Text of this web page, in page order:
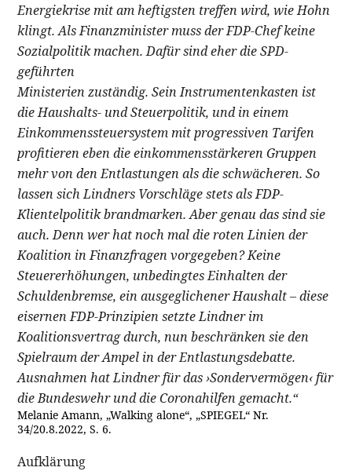
Energiekrise mit am heftigsten treffen wird, wie Hohn
klingt. Als Finanzminister muss der FDP-Chef keine
Sozialpolitik machen. Dafür sind eher die SPD-
geführten
Ministerien zuständig. Sein Instrumentenkasten ist
die Haushalts- und Steuerpolitik, und in einem
Einkommenssteuersystem mit progressiven Tarifen
profitieren eben die einkommensstärkeren Gruppen
mehr von den Entlastungen als die schwächeren. So
lassen sich Lindners Vorschläge stets als FDP-
Klientelpolitik brandmarken. Aber genau das sind sie
auch. Denn wer hat noch mal die roten Linien der
Koalition in Finanzfragen vorgegeben? Keine
Steuererhöhungen, unbedingtes Einhalten der
Schuldenbremse, ein ausgeglichener Haushalt – diese
eisernen FDP-Prinzipien setzte Lindner im
Koalitionsvertrag durch, nun beschränken sie den
Spielraum der Ampel in der Entlastungsdebatte.
Ausnahmen hat Lindner für das ›Sondervermögen‹ für
die Bundeswehr und die Coronahilfen gemacht.“
Melanie Amann, „Walking alone“, „SPIEGEL“ Nr.
34/20.8.2022, S. 6.
Aufklärung